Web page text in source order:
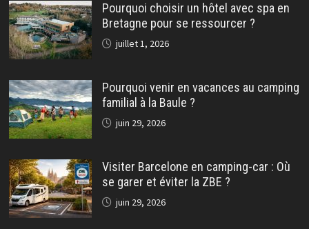
Pourquoi choisir un hôtel avec spa en
Bretagne pour se ressourcer ?
juillet 1, 2026
Pourquoi venir en vacances au camping
familial à la Baule ?
juin 29, 2026
Visiter Barcelone en camping-car : Où
se garer et éviter la ZBE ?
juin 29, 2026